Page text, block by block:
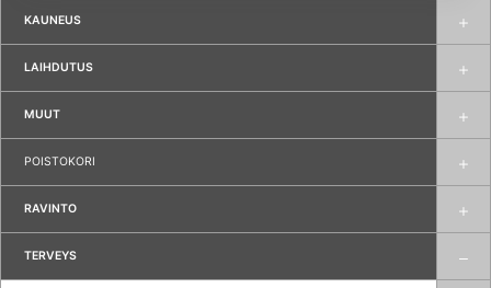
KAUNEUS
LAIHDUTUS
MUUT
POISTOKORI
RAVINTO
TERVEYS